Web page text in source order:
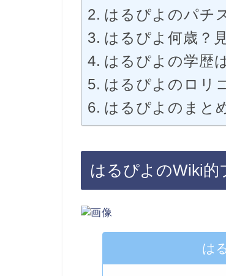
はるぴよのパチ
はるぴよ何歳？
はるぴよの学歴
はるぴよのロリ
はるぴよのまと
はるぴよのWiki的
は